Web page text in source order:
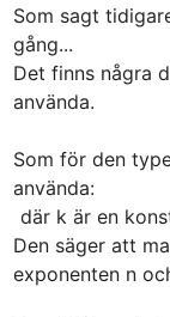
Som sagt
gång...
Det finns några
använda.
Som för den
använda:
där k är en
Den säger att
exponenten n